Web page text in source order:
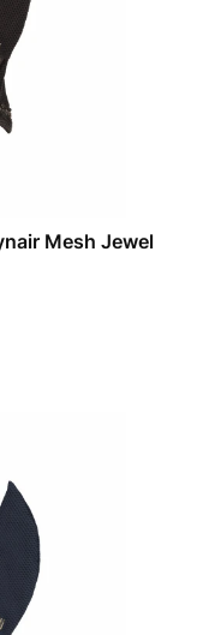
Mesh Jewel